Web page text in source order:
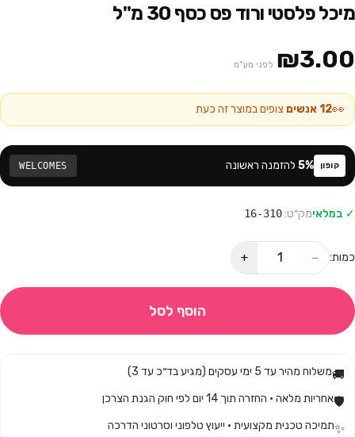
מיכל פלסטי ורוד פס כסף 30 מ"ל
₪3.00 לפני מע"מ
👀
12אנשים צופים במוצר זה כעת
קופון 5% להזמנה ראשונה WELCOMES
✓ במלאימק״ט:16-310
כמות: −
+
הוסף לסל
🚚משלוח מהיר עד 5 ימי עסקים (מגיע בד״כ עד 3)
🛡️אחריות מלאה · החזרה תוך 14 יום לפי חוק הגנת הצרכן
✨תמיכה טכנית מקצועית · ייעוץ טלפוני וסרטוני הדרכה